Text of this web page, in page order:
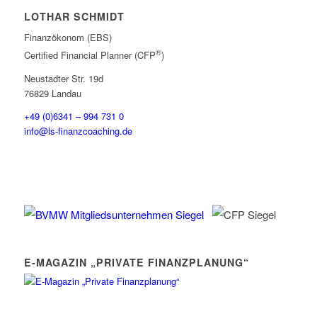
LOTHAR SCHMIDT
Finanzökonom (EBS)
Certified Financial Planner (CFP®)
Neustadter Str. 19d
76829 Landau
+49 (0)6341 – 994 731 0
info@ls-finanzcoaching.de
E-MAGAZIN „PRIVATE FINANZPLANUNG“